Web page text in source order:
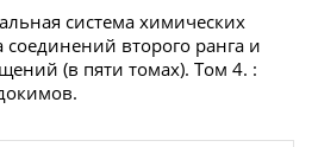
система химических
второго ранга и
(в пяти томах). Том 4. :